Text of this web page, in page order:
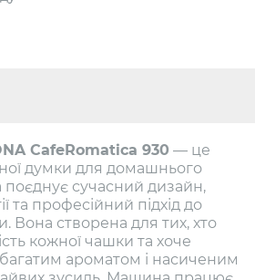
CafeRomatica 930 — це
думки для домашнього
поєднує сучасний дизайн,
та професійний підхід до
Вона створена для тих, хто
кожної чашки та хоче
ароматом і насиченим